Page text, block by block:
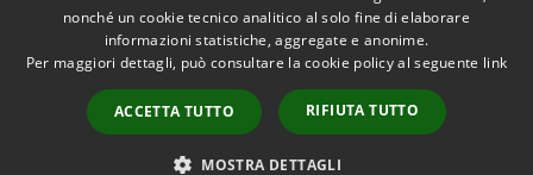
Accessibility
Privacy
Sitemap
Copyright © 2026 • Town of •
Powered byMunicipium
Admin access
nonché un cookie tecnico analitico al solo fine di elaborare
informazioni statistiche, aggregate e anonime.
Per maggiori dettagli, può consultare la cookie policy al seguente link
ACCETTA TUTTO RIFIUTA TUTTO
MOSTRA DETTAGLI